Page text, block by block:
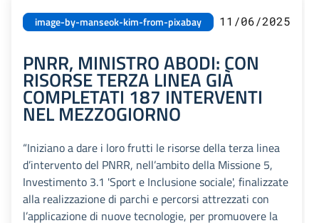
image-by-manseok-kim-from-pixabay 11/06/2025
PNRR, MINISTRO ABODI: CON
RISORSE TERZA LINEA GIÀ
COMPLETATI 187 INTERVENTI
NEL MEZZOGIORNO
“Iniziano a dare i loro frutti le risorse della terza linea
d’intervento del PNRR, nell’ambito della Missione 5,
Investimento 3.1 'Sport e Inclusione sociale', finalizzate
alla realizzazione di parchi e percorsi attrezzati con
l’applicazione di nuove tecnologie, per promuovere la